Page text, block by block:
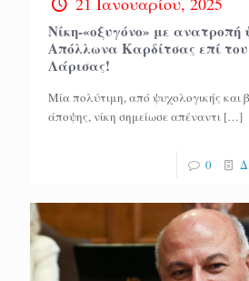
Νίκη-«οξυγόνο» με ανατροπή
Απόλλωνα Καρδίτσας επί
Λάρισας!
Μία πολύτιμη, από ψυχολογικής και
άποψης, νίκη σημείωσε απέναντι […]
0